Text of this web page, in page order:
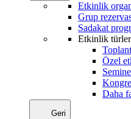
Etkinlik
Grup
Sadakat
Etkinlik
Özel
Daha
Geri